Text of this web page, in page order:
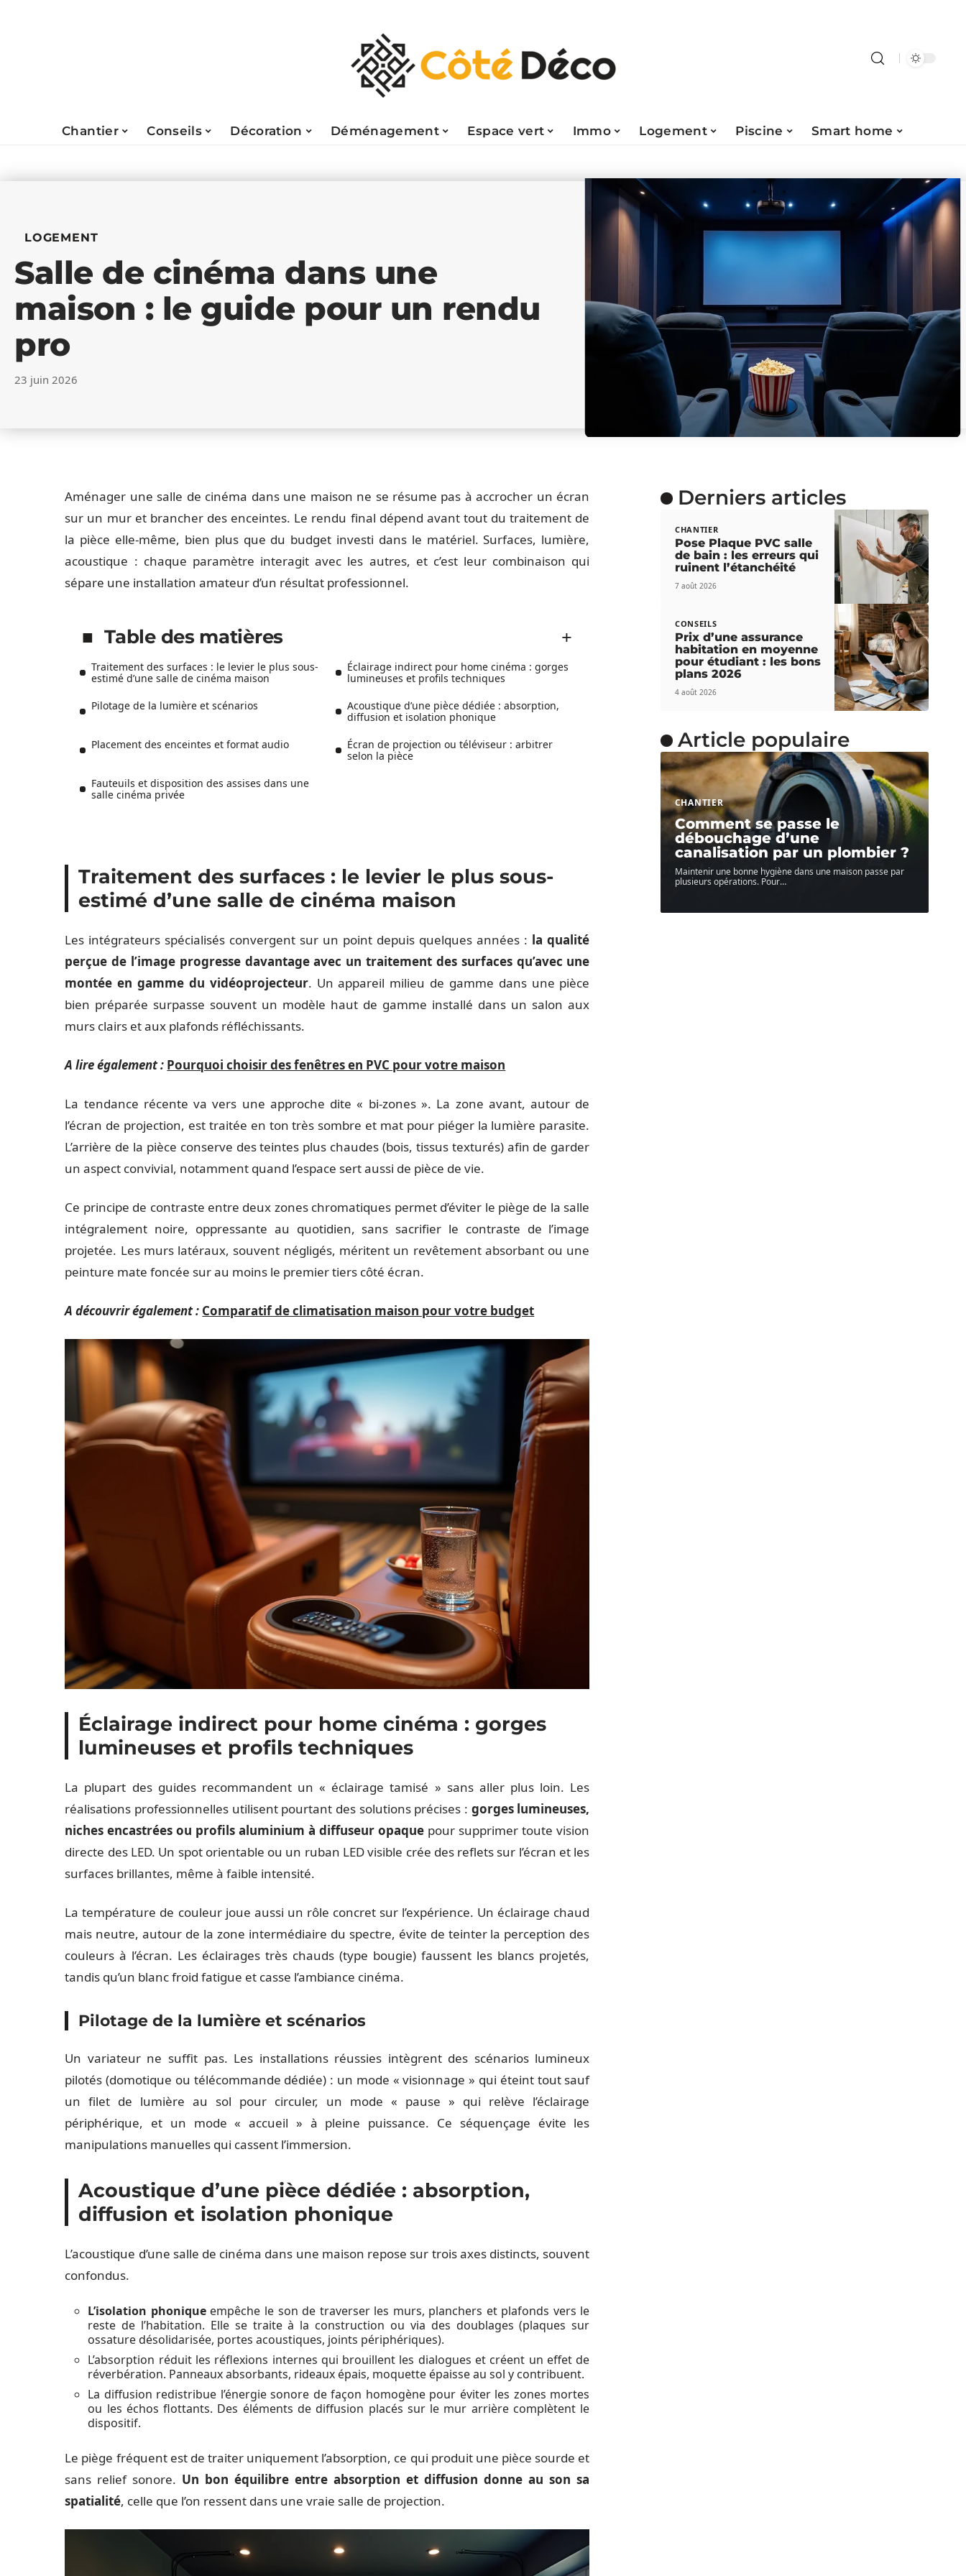
Chantier Conseils Décoration Déménagement Espace vert Immo Logement Piscine Smart home
LOGEMENT
Salle de cinéma dans une
maison : le guide pour un rendu
pro
23 juin 2026
Aménager une salle de cinéma dans une maison ne se résume pas à accrocher un écran
sur un mur et brancher des enceintes. Le rendu final dépend avant tout du traitement de
la pièce elle-même, bien plus que du budget investi dans le matériel. Surfaces, lumière,
acoustique : chaque paramètre interagit avec les autres, et c’est leur combinaison qui
sépare une installation amateur d’un résultat professionnel.
Table des matières
Traitement des surfaces : le levier le plus sous-
estimé d’une salle de cinéma maison
Éclairage indirect pour home cinéma : gorges
lumineuses et profils techniques
Pilotage de la lumière et scénarios
Acoustique d’une pièce dédiée : absorption,
diffusion et isolation phonique
Placement des enceintes et format audio
Écran de projection ou téléviseur : arbitrer
selon la pièce
Fauteuils et disposition des assises dans une
salle cinéma privée
Traitement des surfaces : le levier le plus sous-
estimé d’une salle de cinéma maison
Les intégrateurs spécialisés convergent sur un point depuis quelques années : la qualité
perçue de l’image progresse davantage avec un traitement des surfaces qu’avec une
montée en gamme du vidéoprojecteur. Un appareil milieu de gamme dans une pièce
bien préparée surpasse souvent un modèle haut de gamme installé dans un salon aux
murs clairs et aux plafonds réfléchissants.
A lire également : Pourquoi choisir des fenêtres en PVC pour votre maison
La tendance récente va vers une approche dite « bi-zones ». La zone avant, autour de
l’écran de projection, est traitée en ton très sombre et mat pour piéger la lumière parasite.
L’arrière de la pièce conserve des teintes plus chaudes (bois, tissus texturés) afin de garder
un aspect convivial, notamment quand l’espace sert aussi de pièce de vie.
Ce principe de contraste entre deux zones chromatiques permet d’éviter le piège de la salle
intégralement noire, oppressante au quotidien, sans sacrifier le contraste de l’image
projetée. Les murs latéraux, souvent négligés, méritent un revêtement absorbant ou une
peinture mate foncée sur au moins le premier tiers côté écran.
A découvrir également : Comparatif de climatisation maison pour votre budget
Éclairage indirect pour home cinéma : gorges
lumineuses et profils techniques
La plupart des guides recommandent un « éclairage tamisé » sans aller plus loin. Les
réalisations professionnelles utilisent pourtant des solutions précises : gorges lumineuses,
niches encastrées ou profils aluminium à diffuseur opaque pour supprimer toute vision
directe des LED. Un spot orientable ou un ruban LED visible crée des reflets sur l’écran et les
surfaces brillantes, même à faible intensité.
La température de couleur joue aussi un rôle concret sur l’expérience. Un éclairage chaud
mais neutre, autour de la zone intermédiaire du spectre, évite de teinter la perception des
couleurs à l’écran. Les éclairages très chauds (type bougie) faussent les blancs projetés,
tandis qu’un blanc froid fatigue et casse l’ambiance cinéma.
Pilotage de la lumière et scénarios
Un variateur ne suffit pas. Les installations réussies intègrent des scénarios lumineux
pilotés (domotique ou télécommande dédiée) : un mode « visionnage » qui éteint tout sauf
un filet de lumière au sol pour circuler, un mode « pause » qui relève l’éclairage
périphérique, et un mode « accueil » à pleine puissance. Ce séquençage évite les
manipulations manuelles qui cassent l’immersion.
Acoustique d’une pièce dédiée : absorption,
diffusion et isolation phonique
L’acoustique d’une salle de cinéma dans une maison repose sur trois axes distincts, souvent
confondus.
L’isolation phoniqueempêche le son de traverser les murs, planchers et plafonds vers le
reste de l’habitation. Elle se traite à la construction ou via des doublages (plaques sur
ossature désolidarisée, portes acoustiques, joints périphériques).
L’absorption réduit les réflexions internes qui brouillent les dialogues et créent un effet de
réverbération. Panneaux absorbants, rideaux épais, moquette épaisse au sol y contribuent.
La diffusion redistribue l’énergie sonore de façon homogène pour éviter les zones mortes
ou les échos flottants. Des éléments de diffusion placés sur le mur arrière complètent le
dispositif.
Le piège fréquent est de traiter uniquement l’absorption, ce qui produit une pièce sourde et
sans relief sonore. Un bon équilibre entre absorption et diffusion donne au son sa
spatialité, celle que l’on ressent dans une vraie salle de projection.
Derniers articles
CHANTIER
Pose Plaque PVC salle
de bain : les erreurs qui
ruinent l’étanchéité
7 août 2026
CONSEILS
Prix d’une assurance
habitation en moyenne
pour étudiant : les bons
plans 2026
4 août 2026
Article populaire
CHANTIER
Comment se passe le
débouchage d’une
canalisation par un plombier ?
Maintenir une bonne hygiène dans une maison passe par
plusieurs opérations. Pour…